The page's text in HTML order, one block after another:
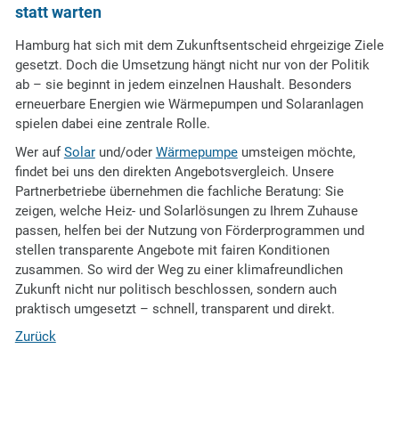
statt warten
Hamburg hat sich mit dem Zukunftsentscheid ehrgeizige Ziele
gesetzt. Doch die Umsetzung hängt nicht nur von der Politik
ab – sie beginnt in jedem einzelnen Haushalt. Besonders
erneuerbare Energien wie Wärmepumpen und Solaranlagen
spielen dabei eine zentrale Rolle.
Wer aufSolarund/oder Wärmepumpeumsteigen möchte,
findet bei uns den direkten Angebotsvergleich. Unsere
Partnerbetriebe übernehmen die fachliche Beratung: Sie
zeigen, welche Heiz- und Solarlösungen zu Ihrem Zuhause
passen, helfen bei der Nutzung von Förderprogrammen und
stellen transparente Angebote mit fairen Konditionen
zusammen. So wird der Weg zu einer klimafreundlichen
Zukunft nicht nur politisch beschlossen, sondern auch
praktisch umgesetzt – schnell, transparent und direkt.
Zurück